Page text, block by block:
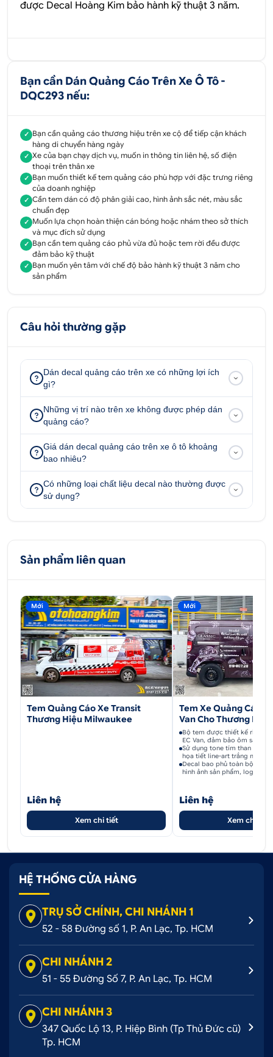
được Decal Hoàng Kim bảo hành kỹ thuật 3 năm.
Bạn cần Dán Quảng Cáo Trên Xe Ô Tô -
DQC293 nếu:
✓ Bạn cần quảng cáo thương hiệu trên xe cộ để tiếp cận khách
hàng di chuyển hàng ngày
✓ Xe của bạn chạy dịch vụ, muốn in thông tin liên hệ, số điện
thoại trên thân xe
✓ Bạn muốn thiết kế tem quảng cáo phù hợp với đặc trưng riêng
của doanh nghiệp
✓ Cần tem dán có độ phân giải cao, hình ảnh sắc nét, màu sắc
chuẩn đẹp
✓ Muốn lựa chọn hoàn thiện cán bóng hoặc nhám theo sở thích
và mục đích sử dụng
✓ Bạn cần tem quảng cáo phủ vừa đủ hoặc tem rời đều được
đảm bảo kỹ thuật
✓ Bạn muốn yên tâm với chế độ bảo hành kỹ thuật 3 năm cho
sản phẩm
Câu hỏi thường gặp
Dán decal quảng cáo trên xe có những lợi ích
gì?
Những vị trí nào trên xe không được phép dán
quảng cáo?
Giá dán decal quảng cáo trên xe ô tô khoảng
bao nhiêu?
Có những loại chất liệu decal nào thường được
sử dụng?
Sản phẩm liên quan
Mới
Tem Quảng Cáo Xe Transit
Thương Hiệu Milwaukee
Liên hệ
Xem chi tiết
Mới
Tem Xe Quảng Cáo
Van Cho Thương Hiệu
FINE FOODS
Bộ tem được thiết kế riêng
EC Van, đảm bảo ôm sát
thân xe.
Sử dụng tone tím than ngả
họa tiết line-art trắng mảnh,
Decal bao phủ toàn bộ thân
hình ảnh sản phẩm, logo và
Liên hệ
Xem chi tiết
HỆ THỐNG CỬA HÀNG
TRỤ SỞ CHÍNH, CHI NHÁNH 1
52 - 58 Đường số 1, P. An Lạc, Tp. HCM
CHI NHÁNH 2
51 - 55 Đường Số 7, P. An Lạc, Tp. HCM
CHI NHÁNH 3
347 Quốc Lộ 13, P. Hiệp Bình (Tp Thủ Đức cũ)
Tp. HCM